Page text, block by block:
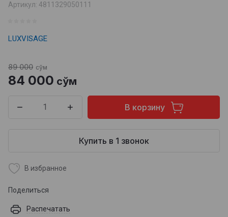
Артикул: 4811329050111
LUXVISAGE
89 000 сўм
84 000 сўм
В корзину
Купить в 1 звонок
В избранное
Поделиться
Распечатать